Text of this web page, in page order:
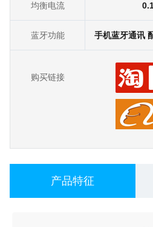
均衡电流
蓝牙功能 手机蓝牙通讯
购买链接
产品特征